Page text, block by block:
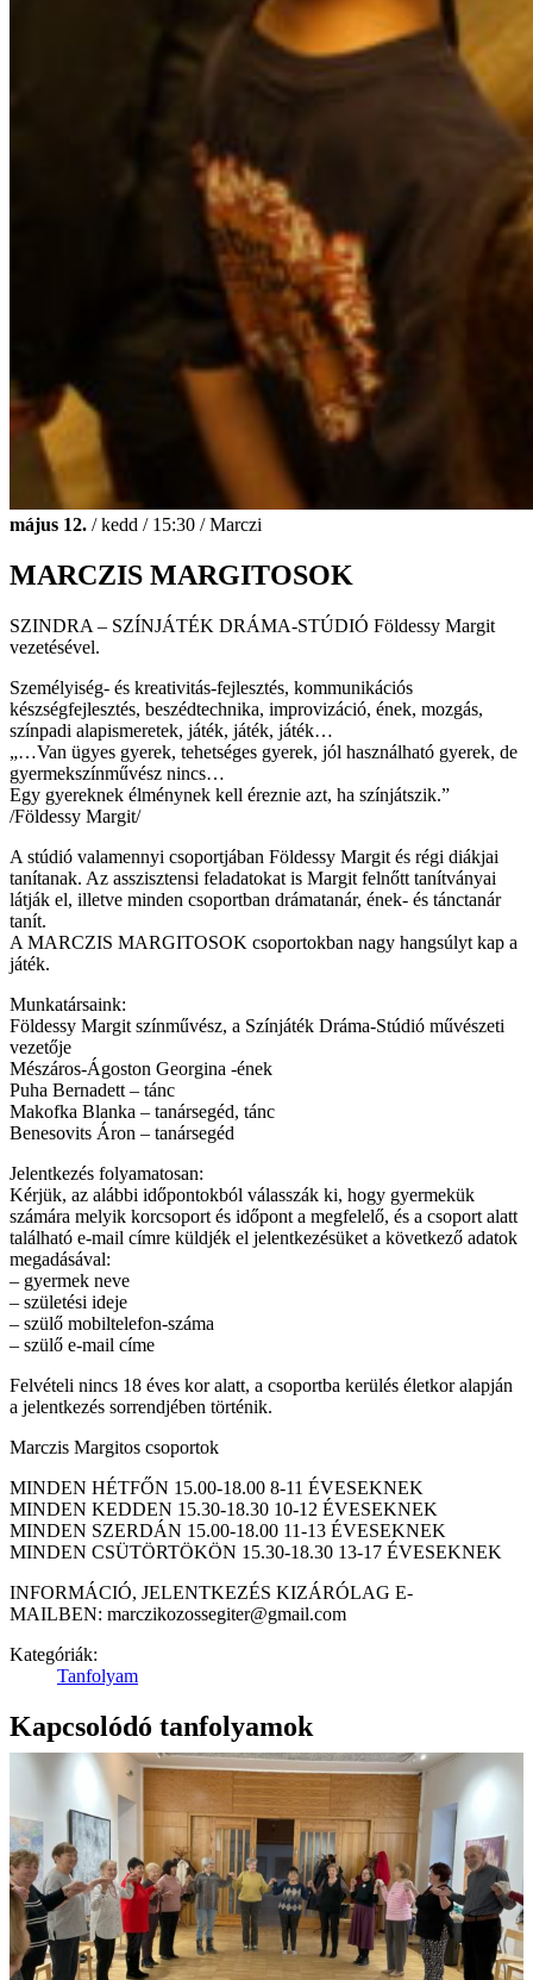
május 12. / kedd / 15:30 / Marczi
MARCZIS MARGITOSOK
SZINDRA – SZÍNJÁTÉK DRÁMA-STÚDIÓ Földessy Margit
vezetésével.
Személyiség- és kreativitás-fejlesztés, kommunikációs
készségfejlesztés, beszédtechnika, improvizáció, ének, mozgás,
színpadi alapismeretek, játék, játék, játék…
„…Van ügyes gyerek, tehetséges gyerek, jól használható gyerek, de
gyermekszínművész nincs…
Egy gyereknek élménynek kell éreznie azt, ha színjátszik.”
/Földessy Margit/
A stúdió valamennyi csoportjában Földessy Margit és régi diákjai
tanítanak. Az asszisztensi feladatokat is Margit felnőtt tanítványai
látják el, illetve minden csoportban drámatanár, ének- és tánctanár
tanít.
A MARCZIS MARGITOSOK csoportokban nagy hangsúlyt kap a
játék.
Munkatársaink:
Földessy Margit színművész, a Színjáték Dráma-Stúdió művészeti
vezetője
Mészáros-Ágoston Georgina -ének
Puha Bernadett – tánc
Makofka Blanka – tanársegéd, tánc
Benesovits Áron – tanársegéd
Jelentkezés folyamatosan:
Kérjük, az alábbi időpontokból válasszák ki, hogy gyermekük
számára melyik korcsoport és időpont a megfelelő, és a csoport alatt
található e-mail címre küldjék el jelentkezésüket a következő adatok
megadásával:
– gyermek neve
– születési ideje
– szülő mobiltelefon-száma
– szülő e-mail címe
Felvételi nincs 18 éves kor alatt, a csoportba kerülés életkor alapján
a jelentkezés sorrendjében történik.
Marczis Margitos csoportok
MINDEN HÉTFŐN 15.00-18.00 8-11 ÉVESEKNEK
MINDEN KEDDEN 15.30-18.30 10-12 ÉVESEKNEK
MINDEN SZERDÁN 15.00-18.00 11-13 ÉVESEKNEK
MINDEN CSÜTÖRTÖKÖN 15.30-18.30 13-17 ÉVESEKNEK
INFORMÁCIÓ, JELENTKEZÉS KIZÁRÓLAG E-
MAILBEN: marczikozossegiter@gmail.com
Kategóriák:
Tanfolyam
Kapcsolódó tanfolyamok